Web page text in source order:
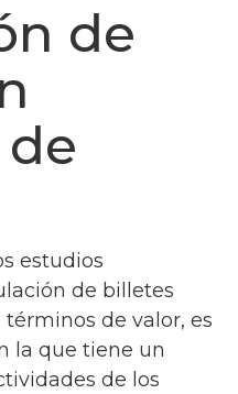
de
estudios
de billetes
de valor, es
la que tiene un
de los